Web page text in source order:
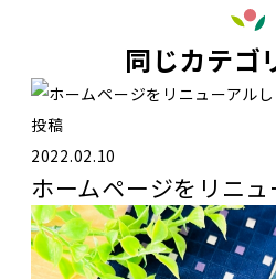
同じカテゴ
投稿
2022.02.10
ホームページをリニ